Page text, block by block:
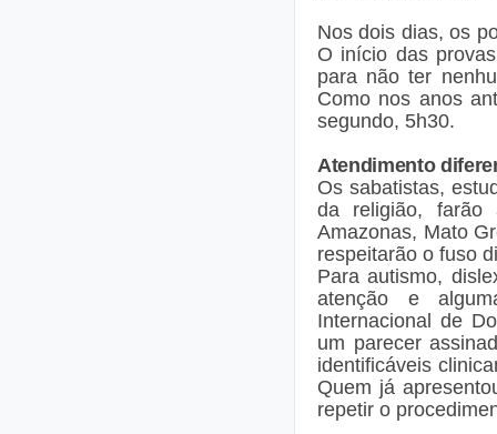
Nos dois dias, os
O início das
para não ter
Como nos anos
segundo, 5h30.
Atendimento
Os sabatistas,
da religião,
Amazonas, Mato
respeitarão o fuso
Para autismo,
atenção e
Internacional de
um parecer
identificáveis
Quem já
repetir o